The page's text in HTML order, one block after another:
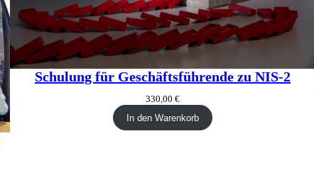
Schulung für Geschäftsführende zu NIS-2
330,00 €
In den Warenkorb